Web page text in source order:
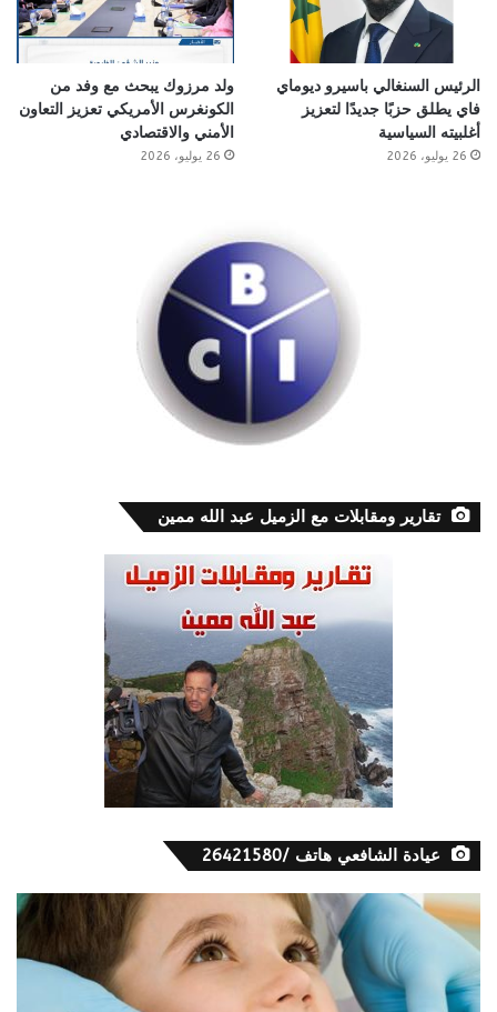
الرئيس السنغالي باسيرو ديوماي
فاي يطلق حزبًا جديدًا لتعزيز
أغلبيته السياسية
26 يوليو، 2026
ولد مرزوك يبحث مع وفد من
الكونغرس الأمريكي تعزيز التعاون
الأمني والاقتصادي
26 يوليو، 2026
تقارير ومقابلات مع الزميل عبد الله ممين
عيادة الشافعي هاتف /26421580